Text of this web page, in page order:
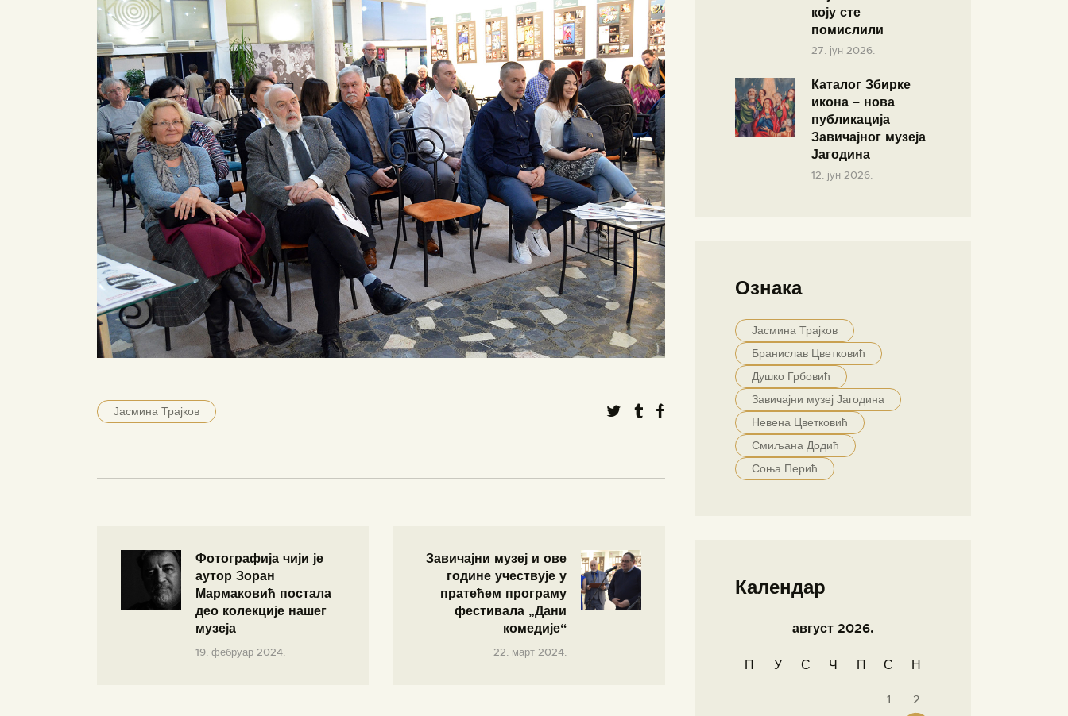
Јасмина Трајков
Фотографија чији је
аутор Зоран
Мармаковић постала
део колекције нашег
музеја
19. фебруар 2024.
Завичајни музеј и ове
године учествује у
пратећем програму
фестивала „Дани
комедије“
22. март 2024.
коју сте
помислили
27. јун 2026.
Каталог Збирке
икона – нова
публикација
Завичајног музеја
Јагодина
12. јун 2026.
Ознака
Јасмина Трајков
Бранислав Цветковић
Душко Грбовић
Завичајни музеј Јагодина
Невена Цветковић
Смиљана Додић
Соња Перић
Календар
август 2026.
П У С Ч П С Н
1
2